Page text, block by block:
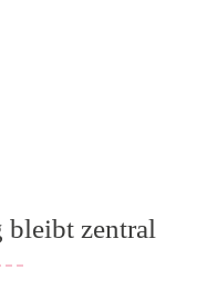
bleibt zentral